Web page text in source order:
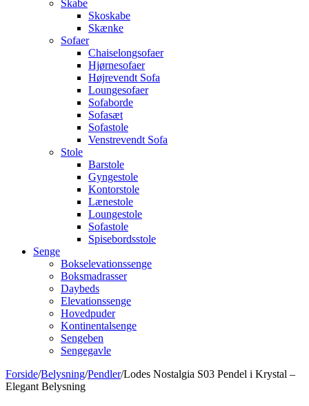
Skabe
Skoskabe
Skænke
Sofaer
Chaiselongsofaer
Hjørnesofaer
Højrevendt Sofa
Loungesofaer
Sofaborde
Sofasæt
Sofastole
Venstrevendt Sofa
Stole
Barstole
Gyngestole
Kontorstole
Lænestole
Loungestole
Sofastole
Spisebordsstole
Senge
Bokselevationssenge
Boksmadrasser
Daybeds
Elevationssenge
Hovedpuder
Kontinentalsenge
Sengeben
Sengegavle
Forside/Belysning/Pendler/Lodes Nostalgia S03 Pendel i Krystal –
Elegant Belysning